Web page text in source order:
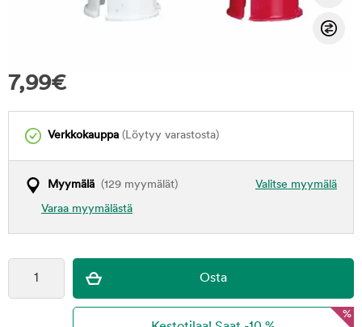
7,99€
Verkkokauppa (Löytyy varastosta)
Valitse myymälä
Myymälä (129 myymälät)
Varaa myymälästä
%